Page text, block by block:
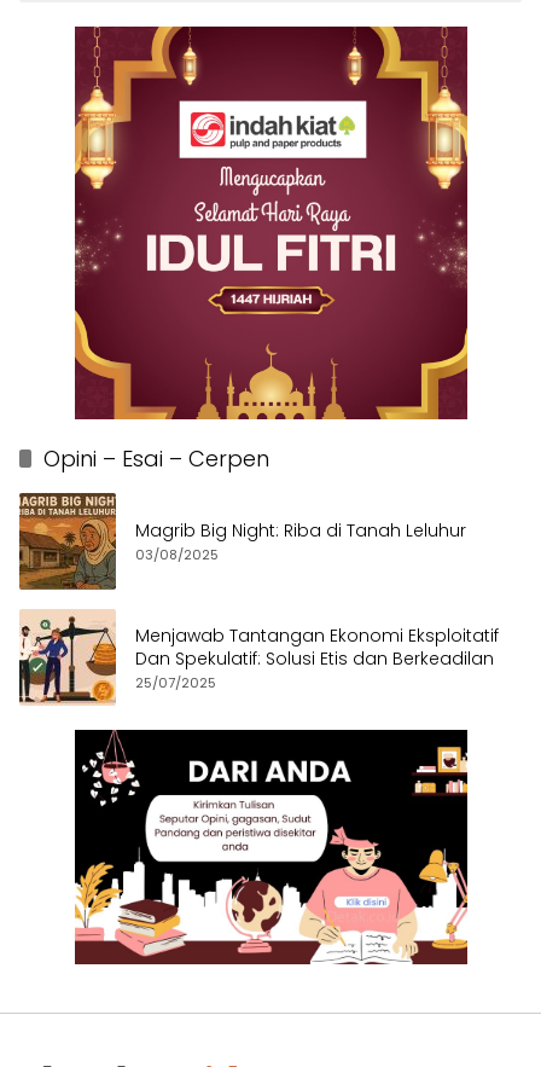
Opini – Esai – Cerpen
Magrib Big Night: Riba di Tanah Leluhur
03/08/2025
Menjawab Tantangan Ekonomi Eksploitatif
Dan Spekulatif: Solusi Etis dan Berkeadilan
25/07/2025